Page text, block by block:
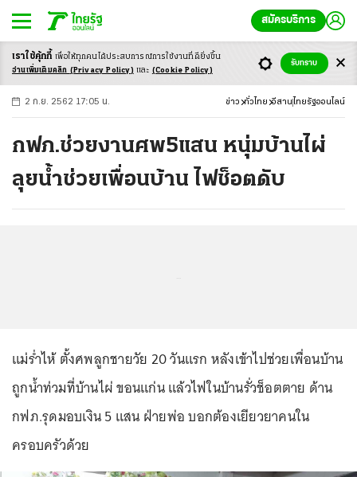
สมัครบริการ
-ก ก ก+
2 ก.ย. 2562 17:05 น. ข่าว ทั่วไทย อีสาน ไทยรัฐออนไลน์
กฟภ.ช่วยงานศพ5แสน หนุ่มบ้านไผ่
ลุยน้ำช่วยเพื่อนบ้าน ไฟช็อตดับ
แม่ร่ำไห้ ตั้งศพลูกชายวัย 20 วันแรก หลังเข้าไปช่วยเพื่อนบ้าน
ถูกน้ำท่วมที่บ้านไผ่ ขอนแก่น แล้วไฟในบ้านรั่วช็อตตาย ด้าน
กฟภ.รุดมอบเงิน 5 แสน ฝ่ายพ่อ บอกต้องเยียวยาคนใน
ครอบครัวด้วย
เราใช้คุ้กกี้ เพื่อให้ทุกคนได้ประสบการณ์การใช้งานที่ดียิ่งขึ้น
อ่านเพิ่มเติมคลิก (Privacy Policy) และ (Cookie Policy)
รับทราบ